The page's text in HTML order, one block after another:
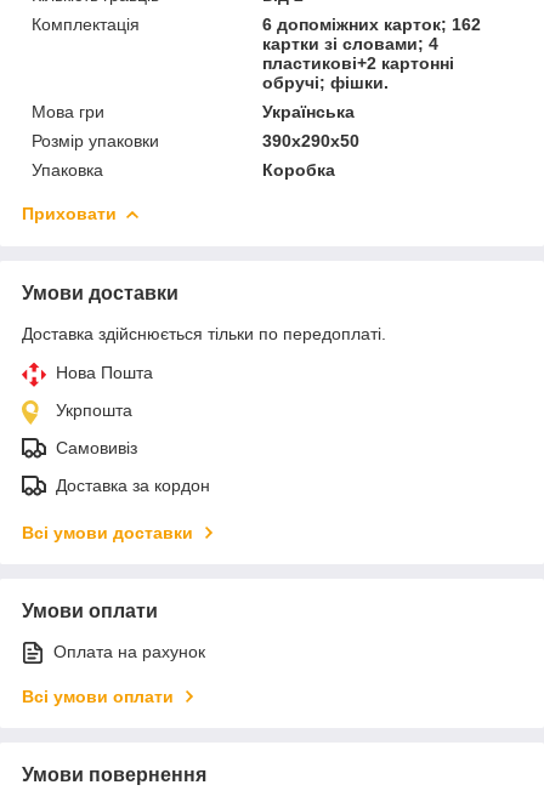
Комплектація
6 допоміжних карток; 162
картки зі словами; 4
пластикові+2 картонні
обручі; фішки.
Мова гри
Українська
Розмір упаковки
390х290х50
Упаковка
Коробка
Приховати
Умови доставки
Доставка здійснюється тільки по передоплаті.
Нова Пошта
Укрпошта
Самовивіз
Доставка за кордон
Всі умови доставки
Умови оплати
Оплата на рахунок
Всі умови оплати
Умови повернення